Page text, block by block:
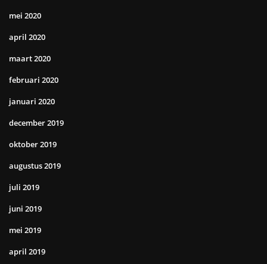
mei 2020
april 2020
maart 2020
februari 2020
januari 2020
december 2019
oktober 2019
augustus 2019
juli 2019
juni 2019
mei 2019
april 2019